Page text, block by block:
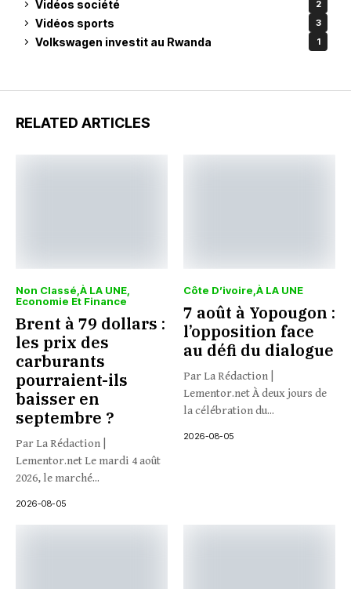
Vidéos société 2
Vidéos sports 3
Volkswagen investit au Rwanda 1
RELATED ARTICLES
Non Classé À LA UNE
Economie Et Finance
Brent à 79 dollars :
les prix des
carburants
pourraient-ils
baisser en
septembre ?
Par La Rédaction |
Lementor.net Le mardi 4 août
2026, le marché...
2026-08-05
Côte D’ivoire À LA UNE
7 août à Yopougon :
l’opposition face
au défi du dialogue
Par La Rédaction |
Lementor.net À deux jours de
la célébration du...
2026-08-05